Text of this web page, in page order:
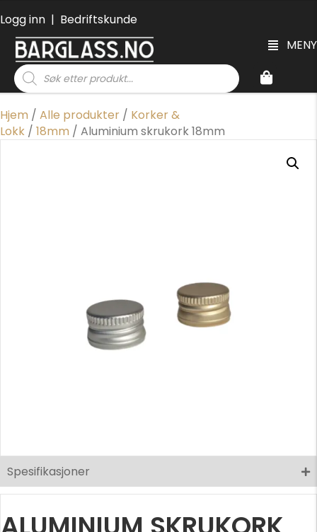
Logg inn | Bedriftskunde
MENY
Products
search
Hjem / Alle produkter / Korker &
Lokk / 18mm / Aluminium skrukork 18mm
Spesifikasjoner